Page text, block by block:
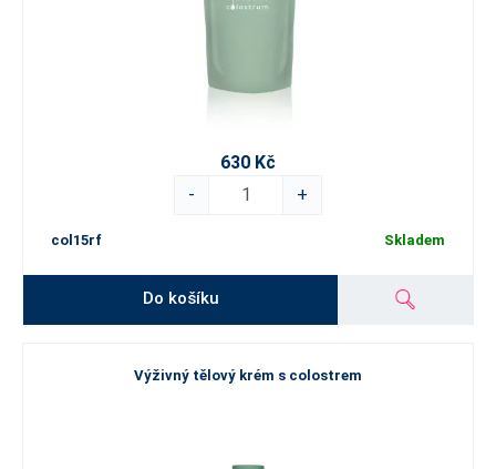
630 Kč
-
+
col15rf Skladem
Do košíku
Výživný tělový krém s colostrem